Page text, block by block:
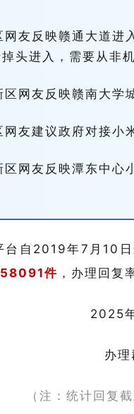
友反映赣通大道进
头进入，需要从非
网友反映赣南大学
友建议政府对接小
网友反映潭东中心
台自2019年7月10
件 ，办理回复
2025
办
（注：统计回复